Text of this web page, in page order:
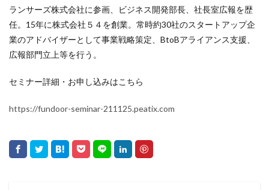
ランサーズ株式会社に参画、ビジネス開発部長、社長室広報を歴
任。15年に株式会社５４を創業。常時約30社のスタートアップ企
業のアドバイザーとして事業戦略策定、BtoBアライアンス支援、
広報部門立上等を行う。
セミナー詳細・お申し込みはこちら
https://fundoor-seminar-211125.peatix.com